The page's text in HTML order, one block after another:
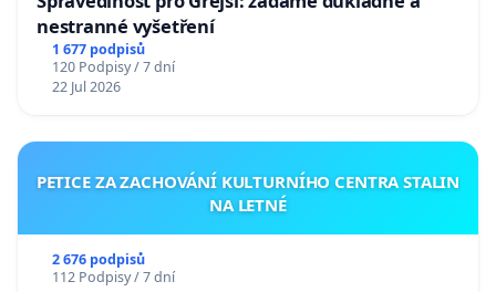
nestranné vyšetření
1 677 podpisů
120 Podpisy / 7 dní
22 Jul 2026
PETICE ZA ZACHOVÁNÍ KULTURNÍHO CENTRA STALIN
NA LETNÉ
2 676 podpisů
112 Podpisy / 7 dní